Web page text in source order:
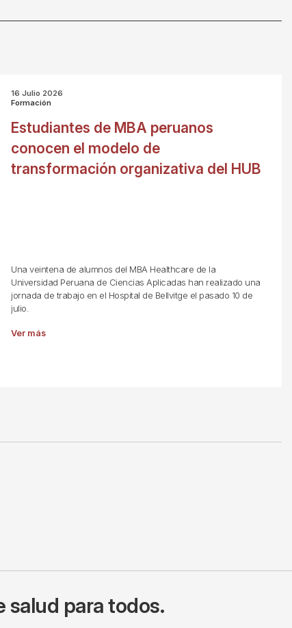
16 Julio 2026
Formación
Estudiantes de MBA peruanos
conocen el modelo de
transformación organizativa del HUB
Una veintena de alumnos del MBA Healthcare de la
Universidad Peruana de Ciencias Aplicadas han realizado una
jornada de trabajo en el Hospital de Bellvitge el pasado 10 de
julio.
Ver más
para todos.